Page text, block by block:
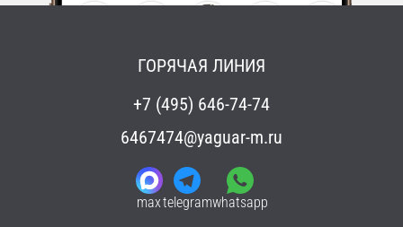
ГОРЯЧАЯ ЛИНИЯ
+7 (495) 646-74-74
6467474@yaguar-m.ru
maxtelegramwhatsapp